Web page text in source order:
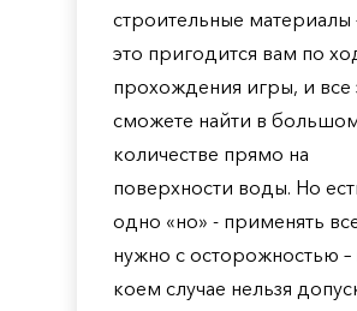
строительные материалы
это пригодится вам по
прохождения игры, и все
сможете найти в
количестве прямо на
поверхности воды. Но
одно «но» - применять
нужно с осторожностью –
коем случае нельзя